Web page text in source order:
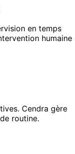
en temps
humaine
Cendra gère
routine.